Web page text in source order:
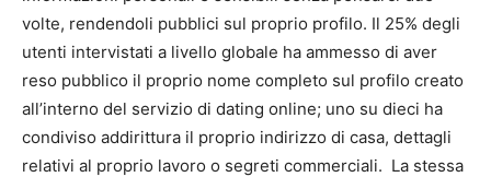
volte, rendendoli pubblici sul proprio profilo. Il 25% degli
utenti intervistati a livello globale ha ammesso di aver
reso pubblico il proprio nome completo sul profilo creato
all’interno del servizio di dating online; uno su dieci ha
condiviso addirittura il proprio indirizzo di casa, dettagli
relativi al proprio lavoro o segreti commerciali. La stessa